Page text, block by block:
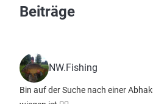
Beiträge
NW.Fishing
Bin auf der Suche nach einer